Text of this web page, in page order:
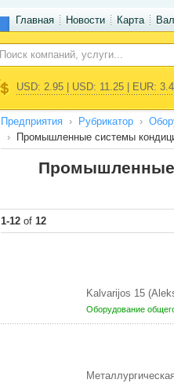
Главная Новости Карта
USD: 2.95 | USD: 11.25 | EUR:
Предприятия Рубрикатор
Промышленные системы
Промышленные
1-12 of 12
Kalvarijos 15
Оборудование